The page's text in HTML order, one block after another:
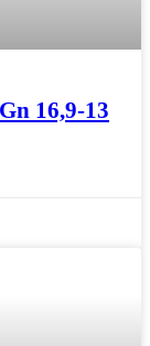
16,9-13